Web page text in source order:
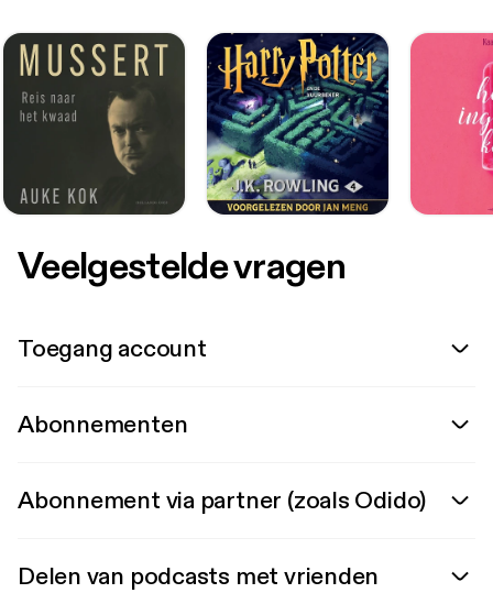
Veelgestelde vragen
Toegang account
Abonnementen
Abonnement via partner (zoals Odido)
Delen van podcasts met vrienden